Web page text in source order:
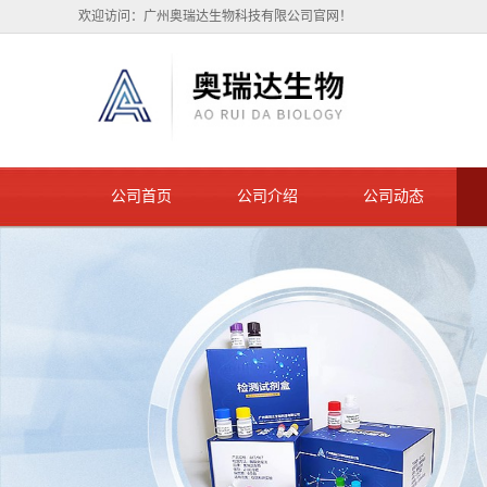
欢迎访问：广州奥瑞达生物科技有限公司官网！
公司首页 公司介绍 公司动态